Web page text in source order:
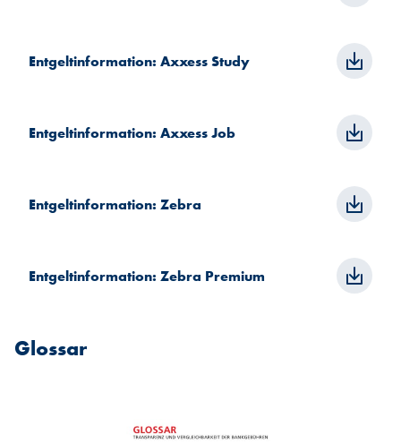
Entgeltinformation: Axxess Study
Entgeltinformation: Axxess Job
Entgeltinformation: Zebra
Entgeltinformation: Zebra Premium
Glossar